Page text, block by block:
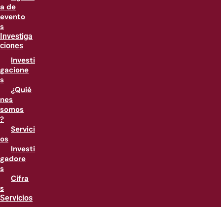
a de
evento
s
Investiga
ciones
Investi
gacione
s
¿Quié
nes
somos
?
Servici
os
Investi
gadore
s
Cifra
s
Servicios